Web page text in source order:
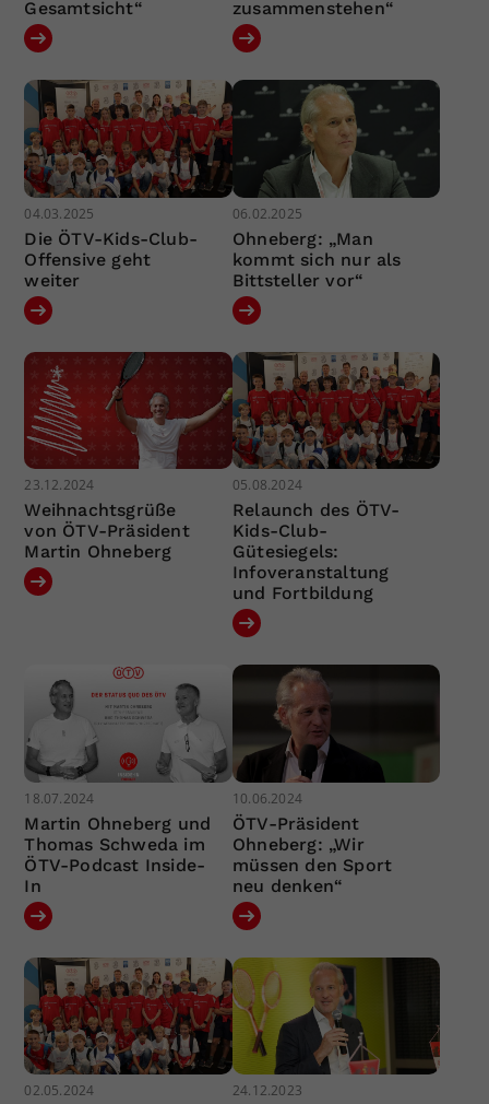
Gesamtsicht“ zusammenstehen“
04.03.2025
Die ÖTV-Kids-Club-
Offensive geht
weiter
06.02.2025
Ohneberg: „Man
kommt sich nur als
Bittsteller vor“
23.12.2024
Weihnachtsgrüße
von ÖTV-Präsident
Martin Ohneberg
05.08.2024
Relaunch des ÖTV-
Kids-Club-
Gütesiegels:
Infoveranstaltung
und Fortbildung
18.07.2024
Martin Ohneberg und
Thomas Schweda im
ÖTV-Podcast Inside-
In
10.06.2024
ÖTV-Präsident
Ohneberg: „Wir
müssen den Sport
neu denken“
02.05.2024 24.12.2023